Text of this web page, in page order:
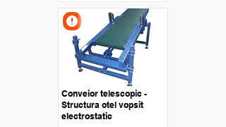
Conveior telescopic -
Structura otel vopsit
electrostatic